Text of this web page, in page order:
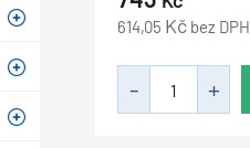
614,05 Kč bez DPH